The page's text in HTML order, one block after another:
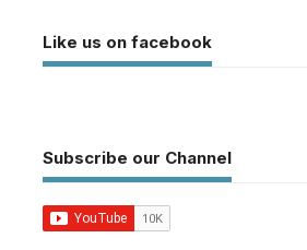
Like us on facebook
Subscribe our Channel